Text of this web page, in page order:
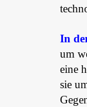
In
um
eine
sie